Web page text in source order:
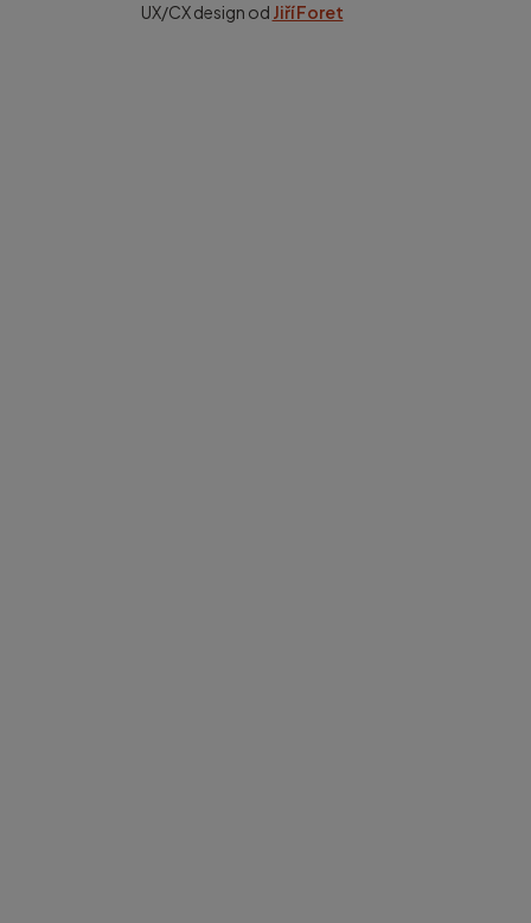
UX/CX design od Jiří Foret